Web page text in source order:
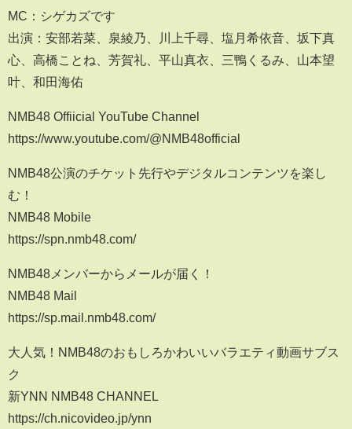
MC：シゲカズです
出演：安部若菜、泉綾乃、川上千尋、塩月希依音、坂下真
心、高橋ことね、芳賀礼、平山真衣、三鴨くるみ、山本望
叶、和田海佑
NMB48 Offiicial YouTube Channel
https://www.youtube.com/@NMB48official
NMB48公演のチケット先行やデジタルコンテンツを楽し
む！
NMB48 Mobile
https://spn.nmb48.com/
NMB48メンバーからメールが届く！
NMB48 Mail
https://sp.mail.nmb48.com/
大人気！NMB48のおもしろかわいいバラエティ動画サブス
ク
新YNN NMB48 CHANNEL
https://ch.nicovideo.jp/ynn